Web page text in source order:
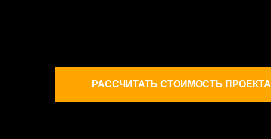
РАССЧИТАТЬ СТОИМОСТЬ ПРОЕКТА